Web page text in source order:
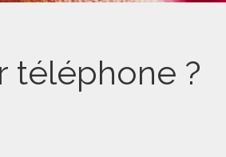
téléphone ?